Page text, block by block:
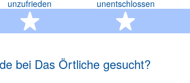
unzufrieden
2 Sterne
unentschlossen
3
bei Das Örtliche gesucht?